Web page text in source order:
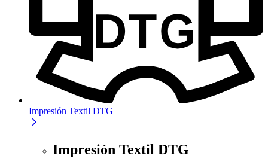
Impresión Textil DTG
Impresión Textil DTG